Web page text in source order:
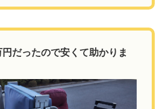
だったので安くて助かりま